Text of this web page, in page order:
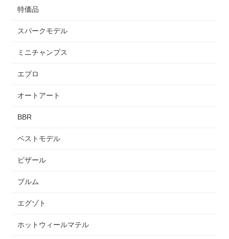
特価品
スパークモデル
ミニチャンプス
エブロ
オートアート
BBR
ベストモデル
ビザール
ブルム
エグゾト
ホットウィールマテル